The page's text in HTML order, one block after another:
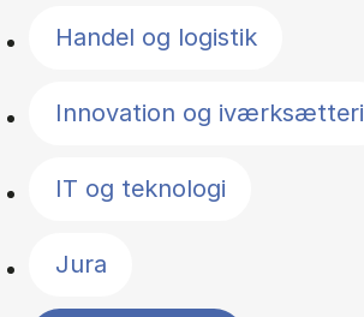
Handel og logistik
Innovation og iværksætteri
IT og teknologi
Jura